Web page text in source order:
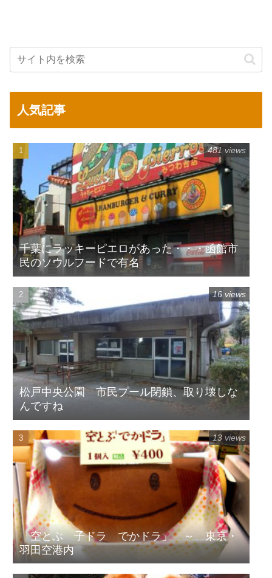
人気記事
千葉にラッキーピエロがあった・・・函館市
民のソウルフードで有名
481 views
松戸中央公園 市民プール閉鎖、取り壊しな
んですね
16 views
「空とぶ 子ドラ でかドラ」 ～ 東京・
羽田空港内
13 views